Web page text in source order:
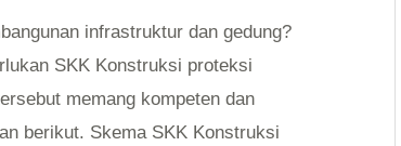
infrastruktur dan gedung?
SKK Konstruksi proteksi
memang kompeten dan
berikut. Skema SKK Konstruksi